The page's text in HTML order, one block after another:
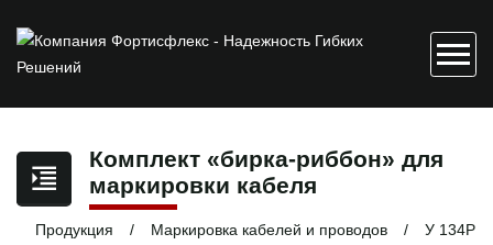
Комплект «бирка-риббон» для
маркировки кабеля
Продукция Маркировка кабелей и проводов У 134Р